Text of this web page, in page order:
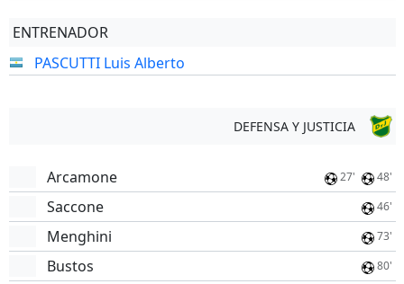
ENTRENADOR
PASCUTTI Luis Alberto
DEFENSA Y JUSTICIA
Arcamone 27' 48'
Saccone 46'
Menghini 73'
Bustos 80'